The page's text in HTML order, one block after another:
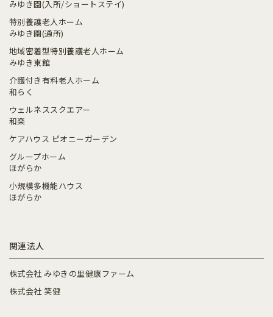
みゆき園(入所/ショートステイ)
特別養護老人ホーム
みゆき園(通所)
地域密着型特別養護老人ホーム
みゆき東館
介護付き有料老人ホーム
和らく
ウェルネススクエアー
和楽
ケアハウス ピオニーガーデン
グループホーム
ほがらか
小規模多機能ハウス
ほがらか
関連法人
株式会社 みゆきの里健康ファーム
株式会社 笑健